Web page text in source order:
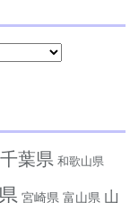
千葉県 和歌山県
宮崎県 富山県 山